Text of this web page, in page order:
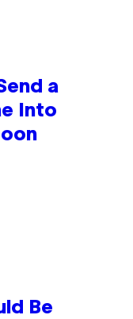
a
Into
Be